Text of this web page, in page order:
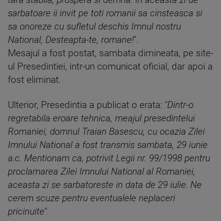
sarbatoare ii invit pe toti romanii sa cinsteasca si
sa onoreze cu sufletul deschis Imnul nostru
National, Desteapta-te, romane!".
Mesajul a fost postat, sambata dimineata, pe site-
ul Presedintiei, intr-un comunicat oficial, dar apoi a
fost eliminat.
Ulterior, Presedintia a publicat o erata: "Dintr-o
regretabila eroare tehnica, meajul presedintelui
Romaniei, domnul Traian Basescu, cu ocazia Zilei
Imnului National a fost transmis sambata, 29 iunie
a.c. Mentionam ca, potrivit Legii nr. 99/1998 pentru
proclamarea Zilei Imnului National al Romaniei,
aceasta zi se sarbatoreste in data de 29 iulie. Ne
cerem scuze pentru eventualele neplaceri
pricinuite".